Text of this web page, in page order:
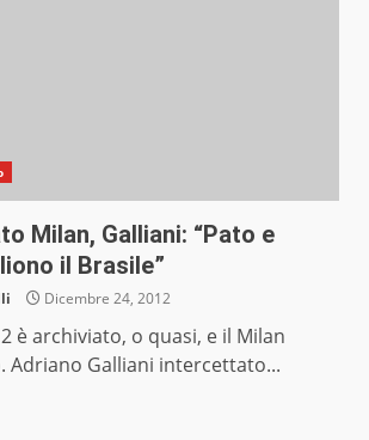
Milan, Galliani: “Pato e
il Brasile”
Dicembre 24, 2012
è archiviato, o quasi, e il Milan
Adriano Galliani intercettato...